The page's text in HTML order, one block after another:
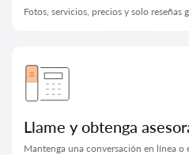
Fotos, servicios, precios y solo reseñas
Llame y obtenga
Mantenga una conversación en línea